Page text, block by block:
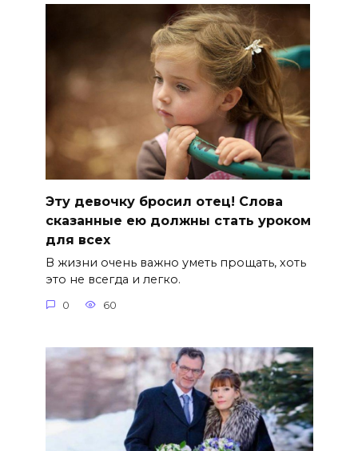
Эту девочку бросил отец! Слова
сказанные ею должны стать уроком
для всех
В жизни очень важно уметь прощать, хоть
это не всегда и легко.
0 60